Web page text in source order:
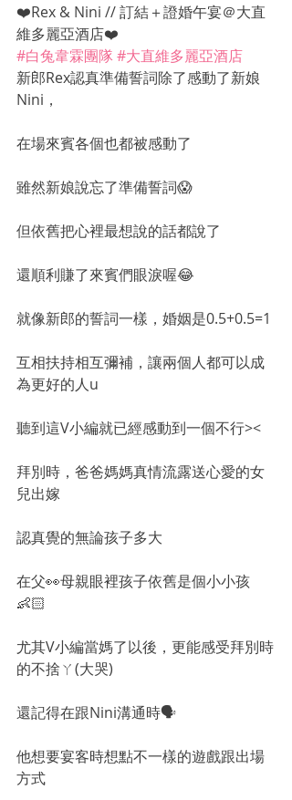
❤️Rex & Nini // 訂結＋證婚午宴＠大直
維多麗亞酒店❤️
#白兔韋霖團隊 #大直維多麗亞酒店
新郎Rex認真準備誓詞除了感動了新娘
Nini，
在場來賓各個也都被感動了
雖然新娘說忘了準備誓詞😱
但依舊把心裡最想說的話都說了
還順利賺了來賓們眼淚喔😂
就像新郎的誓詞一樣，婚姻是0.5+0.5=1
互相扶持相互彌補，讓兩個人都可以成
為更好的人u
聽到這V小編就已經感動到一個不行><
拜別時，爸爸媽媽真情流露送心愛的女
兒出嫁
認真覺的無論孩子多大
在父👀母親眼裡孩子依舊是個小小孩
👶🏻
尤其V小編當媽了以後，更能感受拜別時
的不捨ㄚ(大哭)
還記得在跟Nini溝通時🗣
他想要宴客時想點不一樣的遊戲跟出場
方式